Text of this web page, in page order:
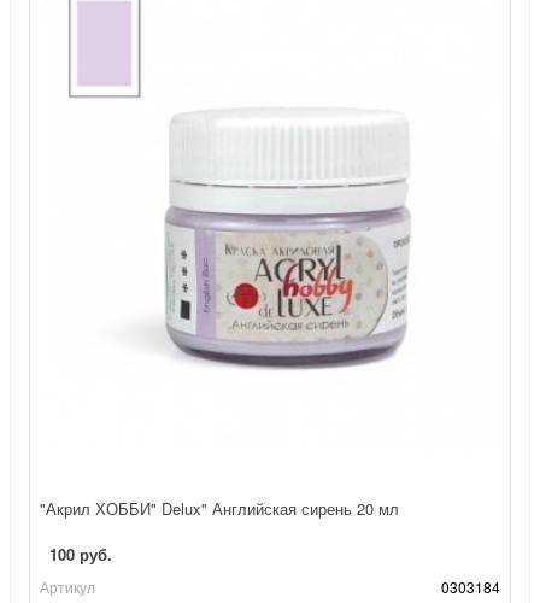
"Акрил ХОББИ" Delux" Английская сирень 20 мл
100 руб.
Артикул 0303184